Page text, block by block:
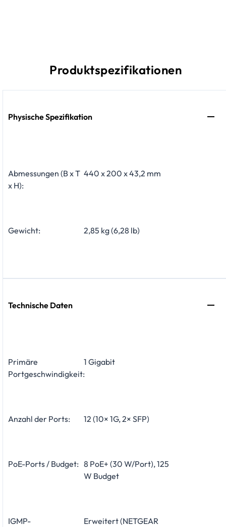
Produktspezifikationen
Physische Spezifikation
Abmessungen (B x T
x H):
440 x 200 x 43,2 mm
Gewicht: 2,85 kg (6,28 lb)
Technische Daten
Primäre
Portgeschwindigkeit:
1 Gigabit
Anzahl der Ports: 12 (10× 1G, 2× SFP)
PoE-Ports / Budget: 8 PoE+ (30 W/Port), 125
W Budget
IGMP-
Erweitert (NETGEAR